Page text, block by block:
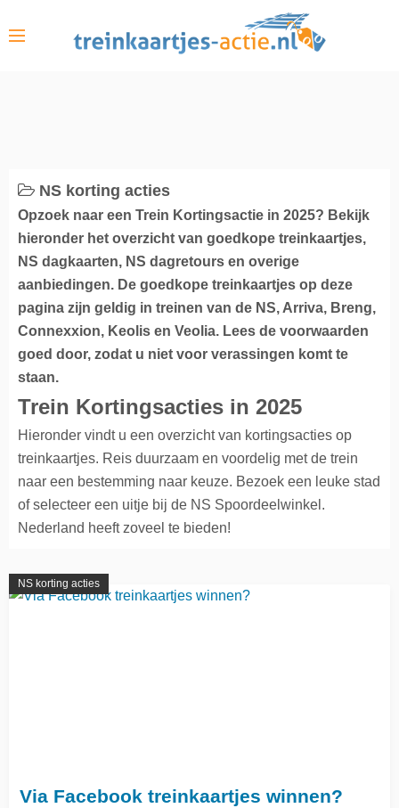
NS korting acties
Opzoek naar een Trein Kortingsactie in 2025? Bekijk
hieronder het overzicht van goedkope treinkaartjes,
NS dagkaarten, NS dagretours en overige
aanbiedingen. De goedkope treinkaartjes op deze
pagina zijn geldig in treinen van de NS, Arriva, Breng,
Connexxion, Keolis en Veolia. Lees de voorwaarden
goed door, zodat u niet voor verassingen komt te
staan.
Trein Kortingsacties in 2025
Hieronder vindt u een overzicht van kortingsacties op
treinkaartjes. Reis duurzaam en voordelig met de trein
naar een bestemming naar keuze. Bezoek een leuke stad
of selecteer een uitje bij de NS Spoordeelwinkel.
Nederland heeft zoveel te bieden!
NS korting acties
Via Facebook treinkaartjes winnen?